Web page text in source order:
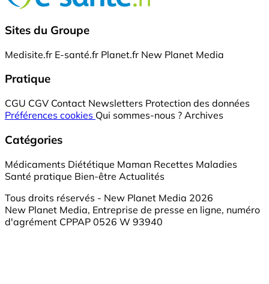
Sites du Groupe
Medisite.fr E-santé.fr Planet.fr New Planet Media
Pratique
CGU CGV Contact Newsletters Protection des données
Préférences cookies Qui sommes-nous ? Archives
Catégories
Médicaments Diététique Maman Recettes Maladies
Santé pratique Bien-être Actualités
Tous droits réservés - New Planet Media 2026
New Planet Media, Entreprise de presse en ligne, numéro
d'agrément CPPAP 0526 W 93940